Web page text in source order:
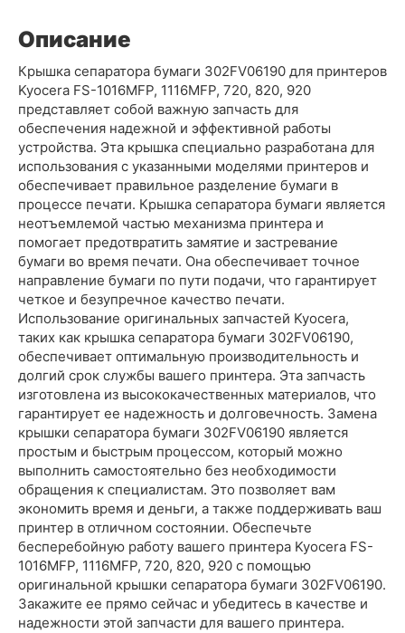
Описание
Крышка сепаратора бумаги 302FV06190 для принтеров
Kyocera FS-1016MFP, 1116MFP, 720, 820, 920
представляет собой важную запчасть для
обеспечения надежной и эффективной работы
устройства. Эта крышка специально разработана для
использования с указанными моделями принтеров и
обеспечивает правильное разделение бумаги в
процессе печати. Крышка сепаратора бумаги является
неотъемлемой частью механизма принтера и
помогает предотвратить замятие и застревание
бумаги во время печати. Она обеспечивает точное
направление бумаги по пути подачи, что гарантирует
четкое и безупречное качество печати.
Использование оригинальных запчастей Kyocera,
таких как крышка сепаратора бумаги 302FV06190,
обеспечивает оптимальную производительность и
долгий срок службы вашего принтера. Эта запчасть
изготовлена из высококачественных материалов, что
гарантирует ее надежность и долговечность. Замена
крышки сепаратора бумаги 302FV06190 является
простым и быстрым процессом, который можно
выполнить самостоятельно без необходимости
обращения к специалистам. Это позволяет вам
экономить время и деньги, а также поддерживать ваш
принтер в отличном состоянии. Обеспечьте
бесперебойную работу вашего принтера Kyocera FS-
1016MFP, 1116MFP, 720, 820, 920 с помощью
оригинальной крышки сепаратора бумаги 302FV06190.
Закажите ее прямо сейчас и убедитесь в качестве и
надежности этой запчасти для вашего принтера.